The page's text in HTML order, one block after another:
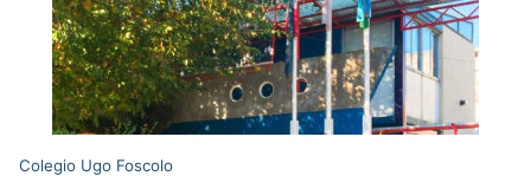
Colegio Ugo Foscolo